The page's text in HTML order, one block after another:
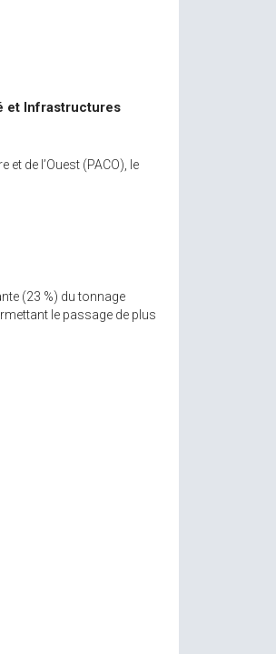
et Infrastructures
de l’Ouest (PACO), le
(23 %) du tonnage
le passage de plus